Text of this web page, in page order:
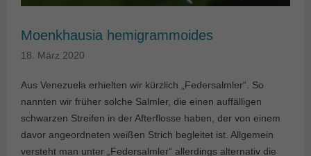
Moenkhausia hemigrammoides
18. März 2020
Aus Venezuela erhielten wir kürzlich „Federsalmler“. So
nannten wir früher solche Salmler, die einen auffälligen
schwarzen Streifen in der Afterflosse haben, der von einem
davor angeordneten weißen Strich begleitet ist. Allgemein
versteht man unter „Federsalmler“ allerdings alternativ die